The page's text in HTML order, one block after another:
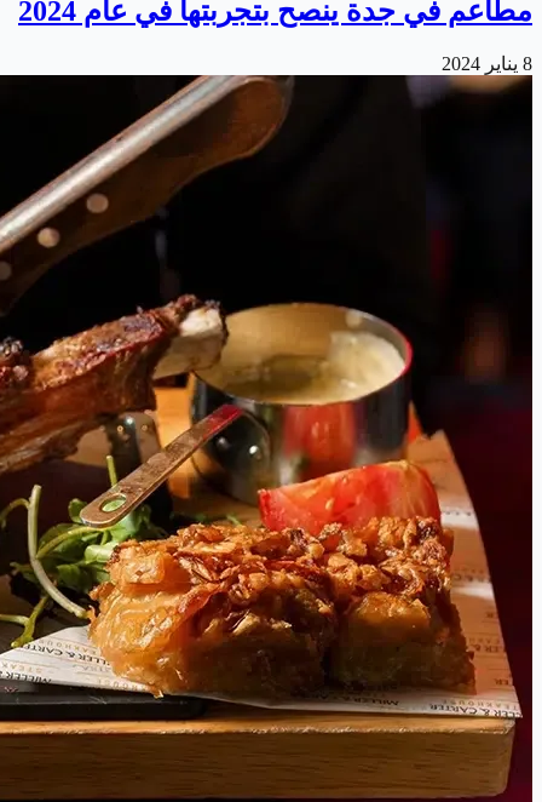
مطاعم في جدة ينصح بتجربتها في عام 2024
8 يناير 2024